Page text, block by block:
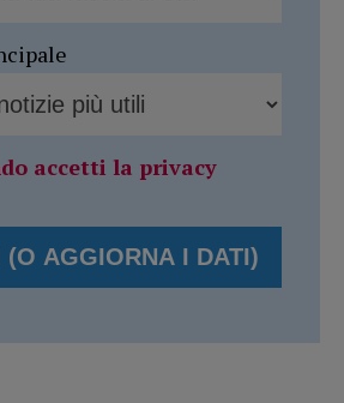
accetti la privacy